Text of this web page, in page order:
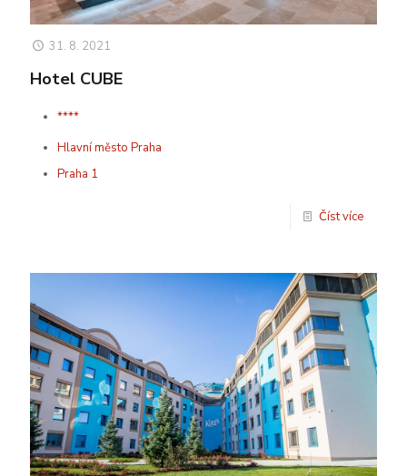
31. 8. 2021
Hotel CUBE
****
Hlavní město Praha
Praha 1
Číst více